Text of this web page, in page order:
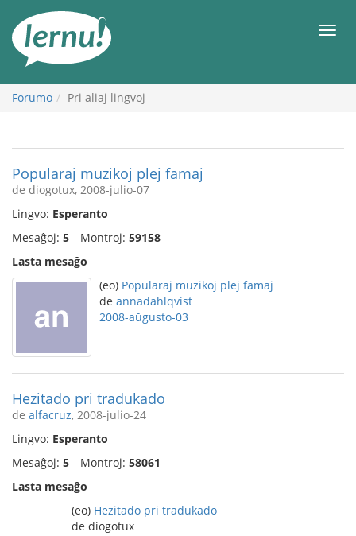
enhavo
Forumo Pri aliaj lingvoj
Popularaj muzikoj plej famaj
de diogotux, 2008-julio-07
Lingvo: Esperanto
Mesaĝoj: 5 Montroj: 59158
Lasta mesaĝo
(eo) Popularaj muzikoj plej famaj
de annadahlqvist
2008-aŭgusto-03
Hezitado pri tradukado
de alfacruz, 2008-julio-24
Lingvo: Esperanto
Mesaĝoj: 5 Montroj: 58061
Lasta mesaĝo
(eo) Hezitado pri tradukado
de diogotux